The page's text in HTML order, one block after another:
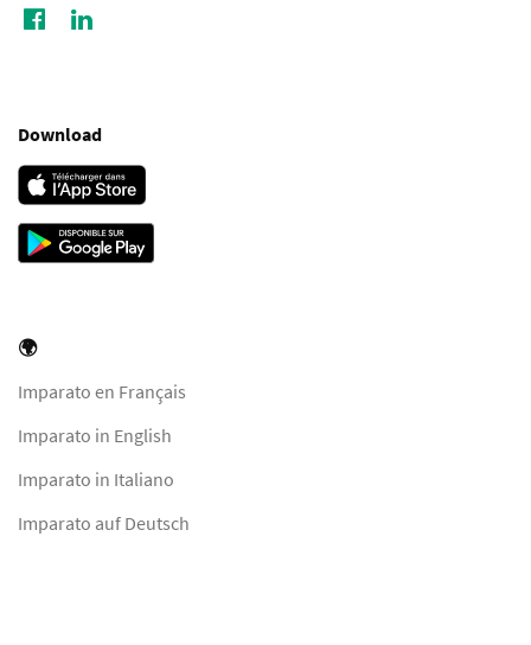
Download
🌍
Imparato en Français
Imparato in English
Imparato in Italiano
Imparato auf Deutsch